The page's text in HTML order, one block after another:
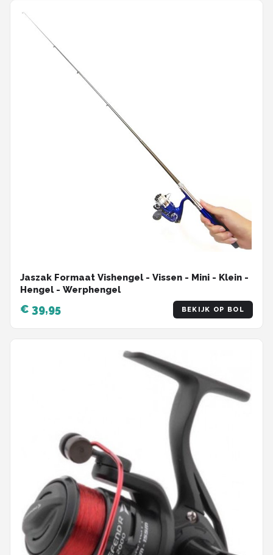
Jaszak Formaat Vishengel - Vissen - Mini - Klein -
Hengel - Werphengel
€ 39,95 BEKIJK OP BOL